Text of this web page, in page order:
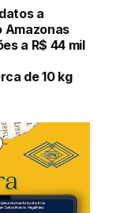
a
Amazonas
a R$ 44 mil
de 10 kg